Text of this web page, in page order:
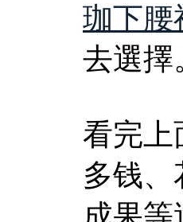
珈下腰
去選擇
看完上
多钱